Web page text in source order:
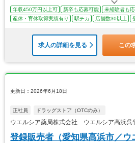
年収450万円以上可 新卒も応募可能 未経験者も
産休・育休取得実績有り
駅チカ 店舗数30以上
求人の詳細を見る この
更新日：2026年6月18日
正社員 ドラッグストア（OTCのみ）
ウエルシア薬局株式会社 ウエルシア高浜呉
登録販売者（愛知県高浜市／ウ